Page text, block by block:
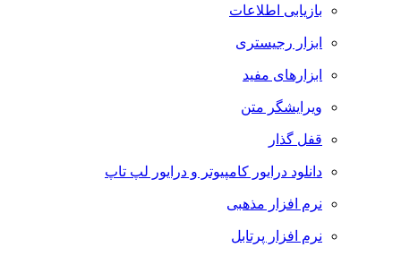
بازیابی اطلاعات
ابزار رجیستری
ابزارهای مفید
ویرایشگر متن
قفل گذار
دانلود درایور کامپیوتر و درایور لپ تاپ
نرم افزار مذهبی
نرم افزار پرتابل